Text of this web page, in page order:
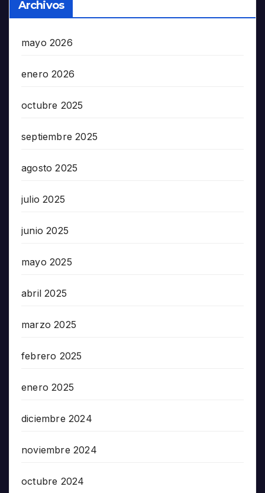
Archivos
mayo 2026
enero 2026
octubre 2025
septiembre 2025
agosto 2025
julio 2025
junio 2025
mayo 2025
abril 2025
marzo 2025
febrero 2025
enero 2025
diciembre 2024
noviembre 2024
octubre 2024